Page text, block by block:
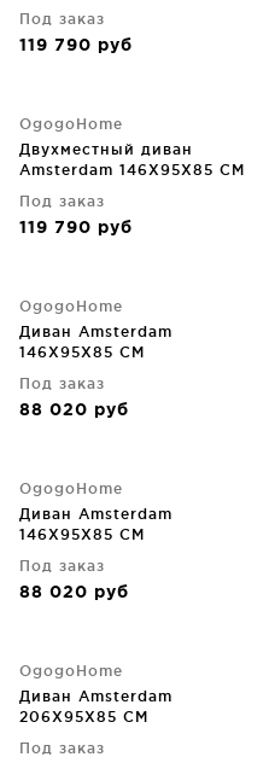
Под заказ
119 790 руб
OgogoHome
Двухместный диван
Amsterdam 146X95X85 CM
Под заказ
119 790 руб
OgogoHome
Диван Amsterdam
146X95X85 CM
Под заказ
88 020 руб
OgogoHome
Диван Amsterdam
146X95X85 CM
Под заказ
88 020 руб
OgogoHome
Диван Amsterdam
206X95X85 CM
Под заказ